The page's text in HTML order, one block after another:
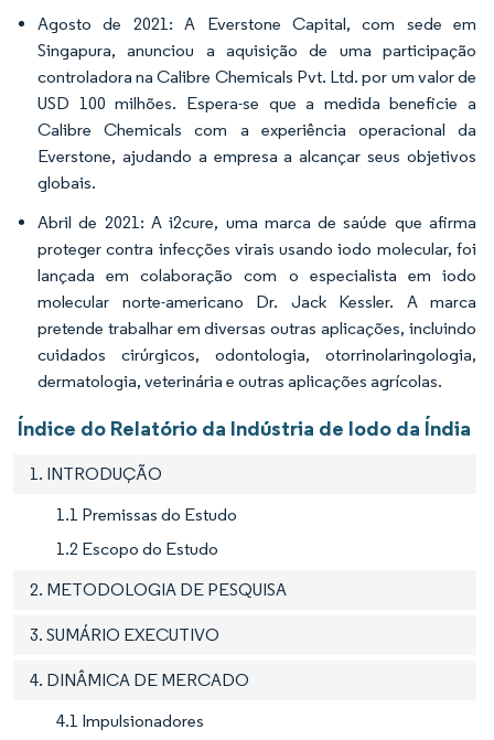
Agosto de 2021: A Everstone Capital, com sede em
Singapura, anunciou a aquisição de uma participação
controladora na Calibre Chemicals Pvt. Ltd. por um valor de
USD 100 milhões. Espera-se que a medida beneficie a
Calibre Chemicals com a experiência operacional da
Everstone, ajudando a empresa a alcançar seus objetivos
globais.
Abril de 2021: A i2cure, uma marca de saúde que afirma
proteger contra infecções virais usando iodo molecular, foi
lançada em colaboração com o especialista em iodo
molecular norte-americano Dr. Jack Kessler. A marca
pretende trabalhar em diversas outras aplicações, incluindo
cuidados cirúrgicos, odontologia, otorrinolaringologia,
dermatologia, veterinária e outras aplicações agrícolas.
Índice do Relatório da Indústria de Iodo da Índia
1. INTRODUÇÃO
1.1 Premissas do Estudo
1.2 Escopo do Estudo
2. METODOLOGIA DE PESQUISA
3. SUMÁRIO EXECUTIVO
4. DINÂMICA DE MERCADO
4.1 Impulsionadores